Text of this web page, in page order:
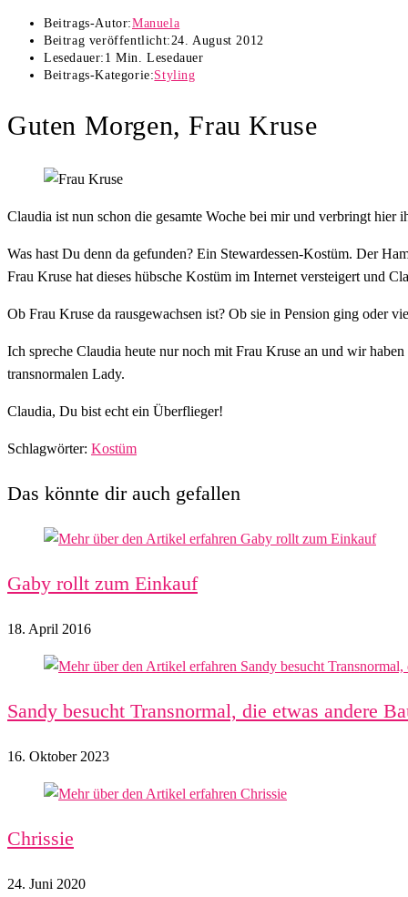
Beitrags-Autor:Manuela
Beitrag veröffentlicht:24. August 2012
Lesedauer: 1 Min. Lesedauer
Beitrags-Kategorie:Styling
Guten Morgen, Frau Kruse
Claudia ist nun schon die gesamte Woche bei mir und verbringt hier
Was hast Du denn da gefunden? Ein Stewardessen-Kostüm. Der
Frau Kruse hat dieses hübsche Kostüm im Internet versteigert und
Ob Frau Kruse da rausgewachsen ist? Ob sie in Pension ging oder
Ich spreche Claudia heute nur noch mit Frau Kruse an und wir
transnormalen Lady.
Claudia, Du bist echt ein Überflieger!
Schlagwörter: Kostüm
Das könnte dir auch gefallen
Gaby rollt zum Einkauf
18. April 2016
Sandy besucht Transnormal, die etwas andere
16. Oktober 2023
Chrissie
24. Juni 2020